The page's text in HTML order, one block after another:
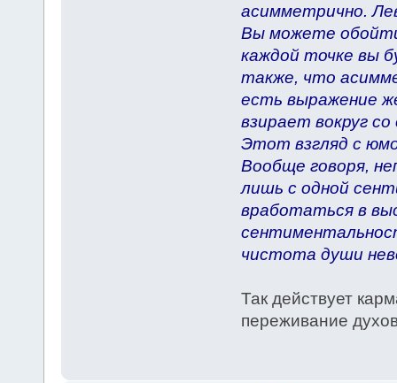
асимметрично.
Вы можете
каждой точке вы
также, что
есть выражение
взирает вокруг
Этот взгляд с
Вообще говоря,
лишь с одной
вработаться в
чистота души
Так действует
переживание